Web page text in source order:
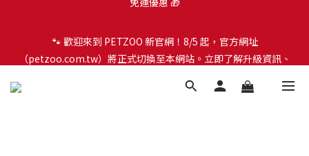
會員權益及常見問題 ＞
會員權益及常見問題 ＞
✨【新朋友見面禮】現在註冊即領 $100 購物金！全館滿 $1,500 享